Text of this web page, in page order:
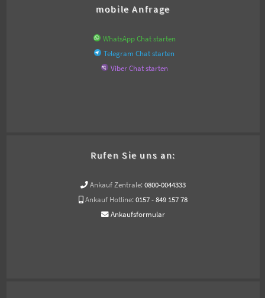
mobile Anfrage
WhatsApp Chat starten
Telegram Chat starten
Viber Chat starten
Rufen Sie uns an:
Ankauf Zentrale: 0800-0044333
Ankauf Hotline: 0157 - 849 157 78
Ankaufsformular